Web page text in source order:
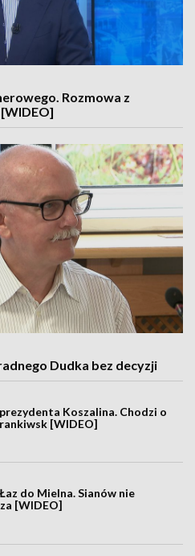
Rozmowa z
Dudka bez decyzji
Koszalina. Chodzi o
[WIDEO]
do Mielna. Sianów nie
[WIDEO]